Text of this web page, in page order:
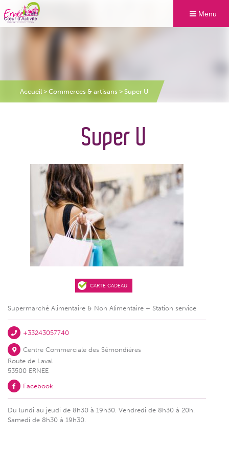
Menu
Accueil> Commerces & artisans > Super U
Super U
CARTE CADEAU
Supermarché Alimentaire & Non Alimentaire + Station service
+33243057740
Centre Commerciale des Sémondières
Route de Laval
53500 ERNEE
Facebook
Du lundi au jeudi de 8h30 à 19h30. Vendredi de 8h30 à 20h.
Samedi de 8h30 à 19h30.